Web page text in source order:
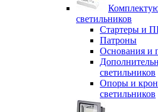
светильников
Стартеры и
Патроны
Основания и
светильников
Опоры и
светильников